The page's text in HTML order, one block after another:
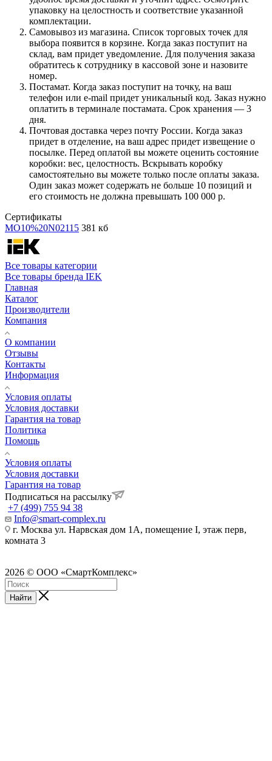
упаковку на целостность и соответствие указанной
комплектации.
Самовывоз из магазина. Список торговых точек для
выбора появится в корзине. Когда заказ поступит на
склад, вам придет уведомление. Для получения заказа
обратитесь к сотруднику в кассовой зоне и назовите
номер.
Постамат. Когда заказ поступит на точку, на ваш
телефон или e-mail придет уникальный код. Заказ нужно
оплатить в терминале постамата. Срок хранения — 3
дня.
Почтовая доставка через почту России. Когда заказ
придет в отделение, на ваш адрес придет извещение о
посылке. Перед оплатой вы можете оценить состояние
коробки: вес, целостность. Вскрывать коробку
самостоятельно вы можете только после оплаты заказа.
Один заказ может содержать не больше 10 позиций и
его стоимость не должна превышать 100 000 р.
Сертификаты
MO10%20N02115 381 кб
Все товары категории
Все товары бренда IEK
Главная
Каталог
Производители
Компания
О компании
Отзывы
Контакты
Информация
Условия оплаты
Условия доставки
Гарантия на товар
Политика
Помощь
Условия оплаты
Условия доставки
Гарантия на товар
Подписаться на рассылку
+7 (499) 755 94 38
Info@smart-complex.ru
г. Москва ул. Нарвская дом 1А, помещение I, этаж перв,
комната 3
2026 © ООО «СмартКомплекс»
Найти